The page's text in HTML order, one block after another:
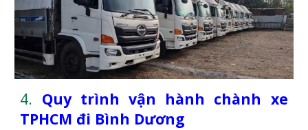
4. Quy trình vận hành chành xe
TPHCM đi Bình Dương